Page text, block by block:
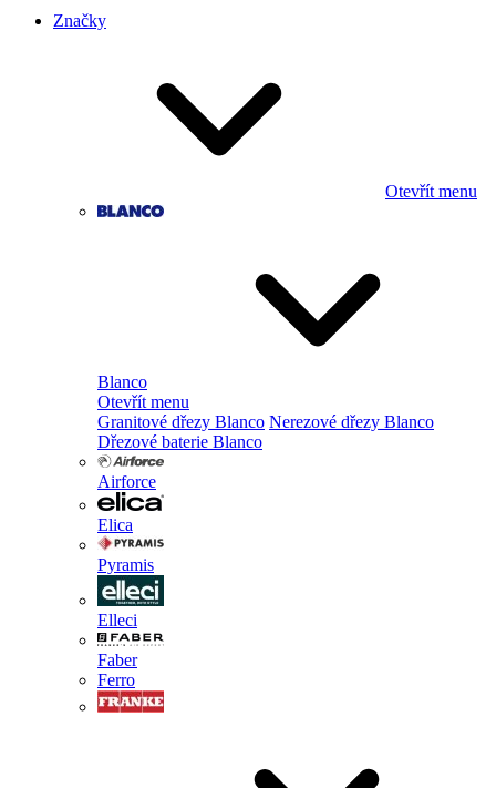
Značky
Otevřít menu
Blanco
Otevřít menu
Granitové dřezy Blanco Nerezové dřezy Blanco
Dřezové baterie Blanco
Airforce
Elica
Pyramis
Elleci
Faber
Ferro